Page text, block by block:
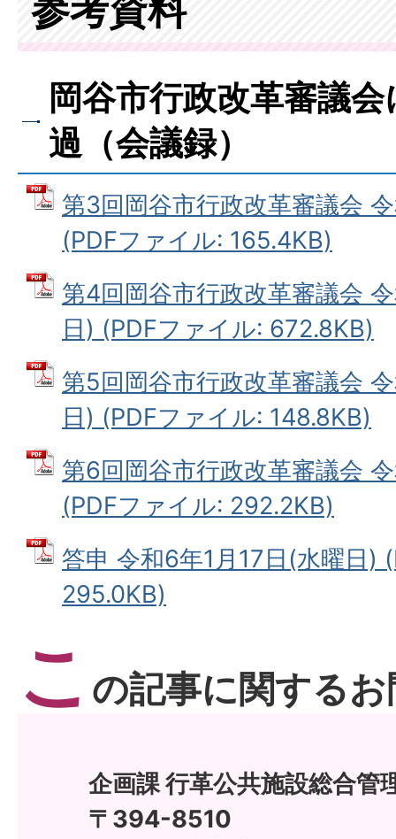
参考資料
岡谷市行政改革審議
過（会議録）
第3回岡谷市行政改革審議会
(PDFファイル: 165.4KB)
第4回岡谷市行政改革審議会
日) (PDFファイル: 672.8KB)
第5回岡谷市行政改革審議会
日) (PDFファイル: 148.8KB)
第6回岡谷市行政改革審議会
(PDFファイル: 292.2KB)
答申 令和6年1月17日(水曜日)
295.0KB)
こ の記事に関する
企画課 行革公共施設総合管
〒394-8510